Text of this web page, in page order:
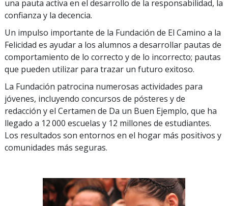
una pauta activa en el desarrollo de la responsabilidad, la
confianza y la decencia.
Un impulso importante de la Fundación de El Camino a la
Felicidad es ayudar a los alumnos a desarrollar pautas de
comportamiento de lo correcto y de lo incorrecto; pautas
que pueden utilizar para trazar un futuro exitoso.
La Fundación patrocina numerosas actividades para
jóvenes, incluyendo concursos de pósteres y de
redacción y el Certamen de Da un Buen Ejemplo, que ha
llegado a 12 000 escuelas y 12 millones de estudiantes.
Los resultados son entornos en el hogar más positivos y
comunidades más seguras.